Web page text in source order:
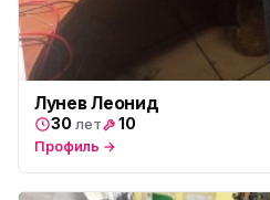
Лунев Леонид
30 лет 10
Профиль →